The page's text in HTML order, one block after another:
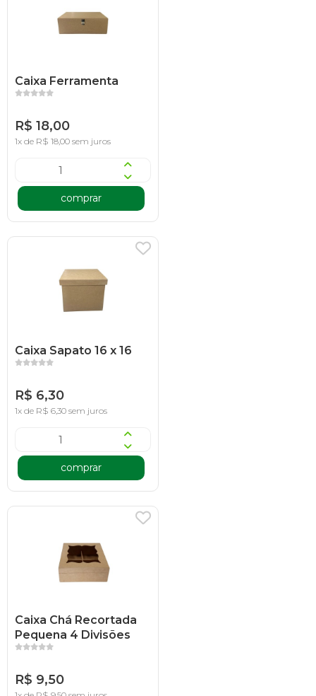
Caixa Ferramenta
R$ 18,00
1x de R$ 18,00 sem juros
comprar
Caixa Sapato 16 x 16
R$ 6,30
1x de R$ 6,30 sem juros
comprar
Caixa Chá Recortada
Pequena 4 Divisões
R$ 9,50